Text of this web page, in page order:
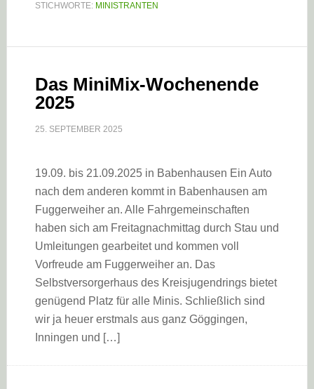
STICHWORTE: MINISTRANTEN
Das MiniMix-Wochenende
2025
25. SEPTEMBER 2025
19.09. bis 21.09.2025 in Babenhausen Ein Auto
nach dem anderen kommt in Babenhausen am
Fuggerweiher an. Alle Fahrgemeinschaften
haben sich am Freitagnachmittag durch Stau und
Umleitungen gearbeitet und kommen voll
Vorfreude am Fuggerweiher an. Das
Selbstversorgerhaus des Kreisjugendrings bietet
genügend Platz für alle Minis. Schließlich sind
wir ja heuer erstmals aus ganz Göggingen,
Inningen und […]